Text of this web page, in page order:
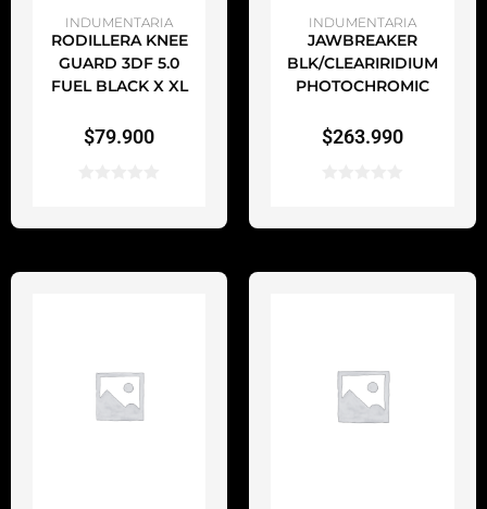
AÑADIR AL CARRITO
INDUMENTARIA
RODILLERA KNEE
GUARD 3DF 5.0
FUEL BLACK X XL
$79.900
AÑADIR AL CARRITO
INDUMENTARIA
JAWBREAKER
BLK/CLEARIRIDIUM
PHOTOCHROMIC
$263.990